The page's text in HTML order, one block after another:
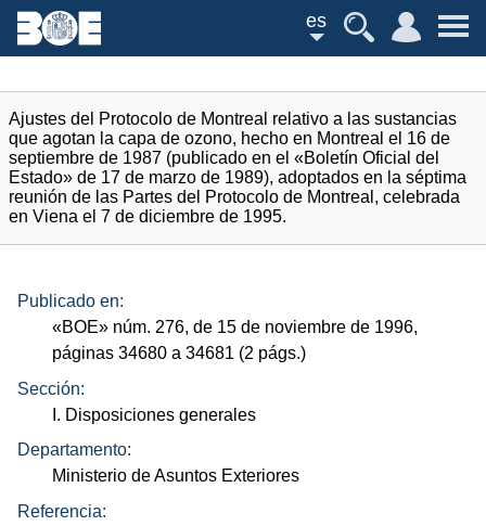
es
Ajustes del Protocolo de Montreal relativo a las sustancias
que agotan la capa de ozono, hecho en Montreal el 16 de
septiembre de 1987 (publicado en el «Boletín Oficial del
Estado» de 17 de marzo de 1989), adoptados en la séptima
reunión de las Partes del Protocolo de Montreal, celebrada
en Viena el 7 de diciembre de 1995.
Publicado en:
«BOE» núm. 276, de 15 de noviembre de 1996,
páginas 34680 a 34681 (2 págs.)
Sección:
I. Disposiciones generales
Departamento:
Ministerio de Asuntos Exteriores
Referencia: